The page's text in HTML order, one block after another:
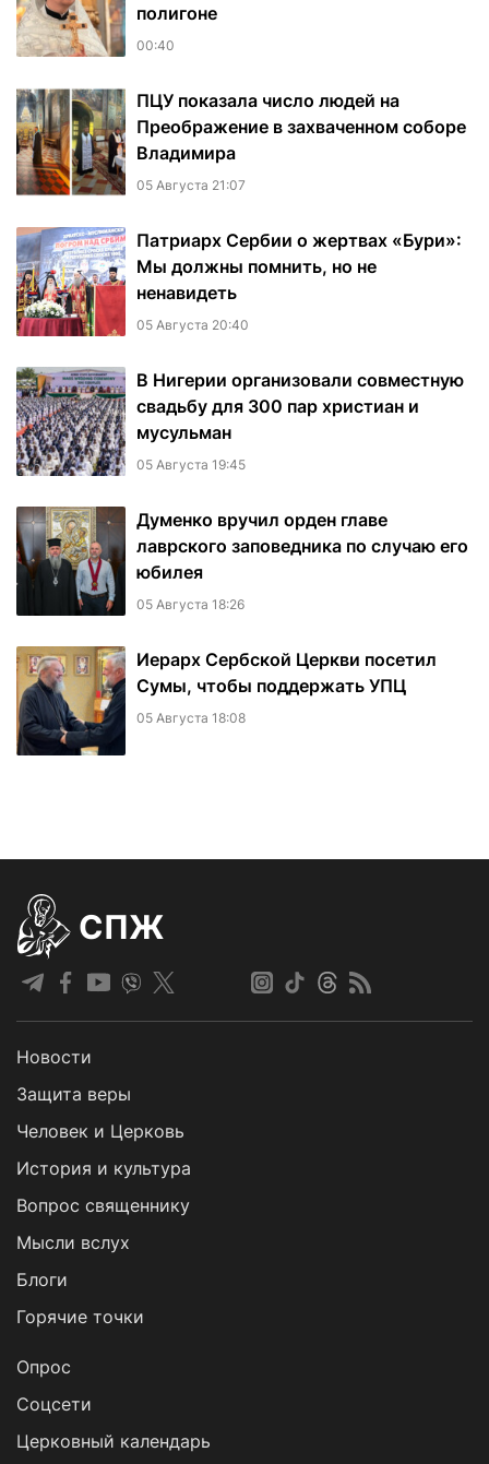
полигоне
00:40
ПЦУ показала число людей на
Преображение в захваченном соборе
Владимира
05 Августа 21:07
Патриарх Сербии о жертвах «Бури»:
Мы должны помнить, но не
ненавидеть
05 Августа 20:40
В Нигерии организовали совместную
свадьбу для 300 пар христиан и
мусульман
05 Августа 19:45
Думенко вручил орден главе
лаврского заповедника по случаю его
юбилея
05 Августа 18:26
Иерарх Сербской Церкви посетил
Сумы, чтобы поддержать УПЦ
05 Августа 18:08
СПЖ
Новости
Защита веры
Человек и Церковь
История и культура
Вопрос священнику
Мысли вслух
Блоги
Горячие точки
Опрос
Cоцсети
Церковный календарь